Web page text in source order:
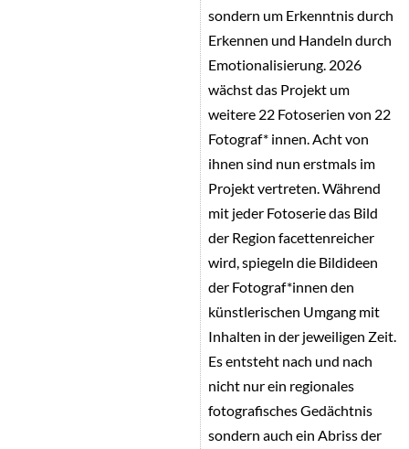
sondern um Erkenntnis durch
Erkennen und Handeln durch
Emotionalisierung. 2026
wächst das Projekt um
weitere 22 Fotoserien von 22
Fotograf* innen. Acht von
ihnen sind nun erstmals im
Projekt vertreten. Während
mit jeder Fotoserie das Bild
der Region facettenreicher
wird, spiegeln die Bildideen
der Fotograf*innen den
künstlerischen Umgang mit
Inhalten in der jeweiligen Zeit.
Es entsteht nach und nach
nicht nur ein regionales
fotografisches Gedächtnis
sondern auch ein Abriss der